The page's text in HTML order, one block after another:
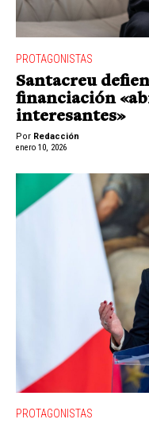
PROTAGONISTAS
Santacreu
financiación
interesantes»
Por Redacción
enero 10, 2026
PROTAGONISTAS